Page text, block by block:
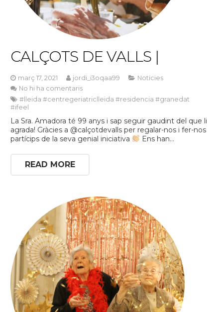
CALÇOTS DE VALLS |
març 17, 2021 jordi_i3oqaa99
Noticies
No hi ha comentaris
#lleida #centregeriatriclleida #residencia #granedat
#ifeel
La Sra. Amadora té 99 anys i sap seguir gaudint del que li
agrada! Gràcies a @calçotdevalls per regalar-nos i fer-nos
partícips de la seva genial iniciativa
Ens han…
READ MORE